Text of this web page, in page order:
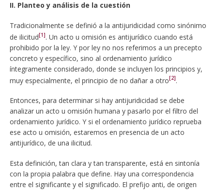
II. Planteo y análisis de la cuestión
Tradicionalmente se definió a la antijuridicidad como sinónimo
de ilicitud[1]. Un acto u omisión es antijurídico cuando está
prohibido por la ley. Y por ley no nos referimos a un precepto
concreto y específico, sino al ordenamiento jurídico
íntegramente considerado, donde se incluyen los principios y,
muy especialmente, el principio de no dañar a otro[2].
Entonces, para determinar si hay antijuridicidad se debe
analizar un acto u omisión humana y pasarlo por el filtro del
ordenamiento jurídico. Y si el ordenamiento jurídico reprueba
ese acto u omisión, estaremos en presencia de un acto
antijurídico, de una ilicitud.
Esta definición, tan clara y tan transparente, está en sintonía
con la propia palabra que define. Hay una correspondencia
entre el significante y el significado. El prefijo anti, de origen